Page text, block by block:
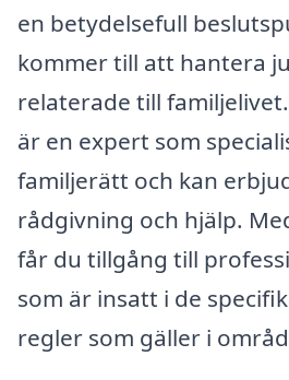
en betydelsefull
kommer till att hantera
relaterade till
är en expert som
familjerätt och kan
rådgivning och hjälp.
får du tillgång till
som är insatt i de
regler som gäller i